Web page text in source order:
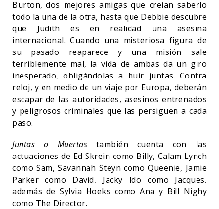
Burton, dos mejores amigas que creían saberlo
todo la una de la otra, hasta que Debbie descubre
que Judith es en realidad una asesina
internacional. Cuando una misteriosa figura de
su pasado reaparece y una misión sale
terriblemente mal, la vida de ambas da un giro
inesperado, obligándolas a huir juntas. Contra
reloj, y en medio de un viaje por Europa, deberán
escapar de las autoridades, asesinos entrenados
y peligrosos criminales que las persiguen a cada
paso.
Juntas o Muertas también cuenta con las
actuaciones de Ed Skrein como Billy, Calam Lynch
como Sam, Savannah Steyn como Queenie, Jamie
Parker como David, Jacky Ido como Jacques,
además de Sylvia Hoeks como Ana y Bill Nighy
como The Director.